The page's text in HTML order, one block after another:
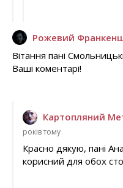
Рожевий
Вітання пані
Ваші коментарі!
Картопляний
років тому
Красно дякую, пані
корисний для обох